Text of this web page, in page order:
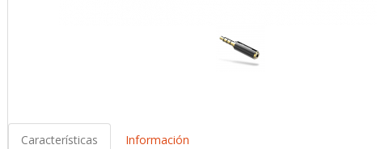
Características Información